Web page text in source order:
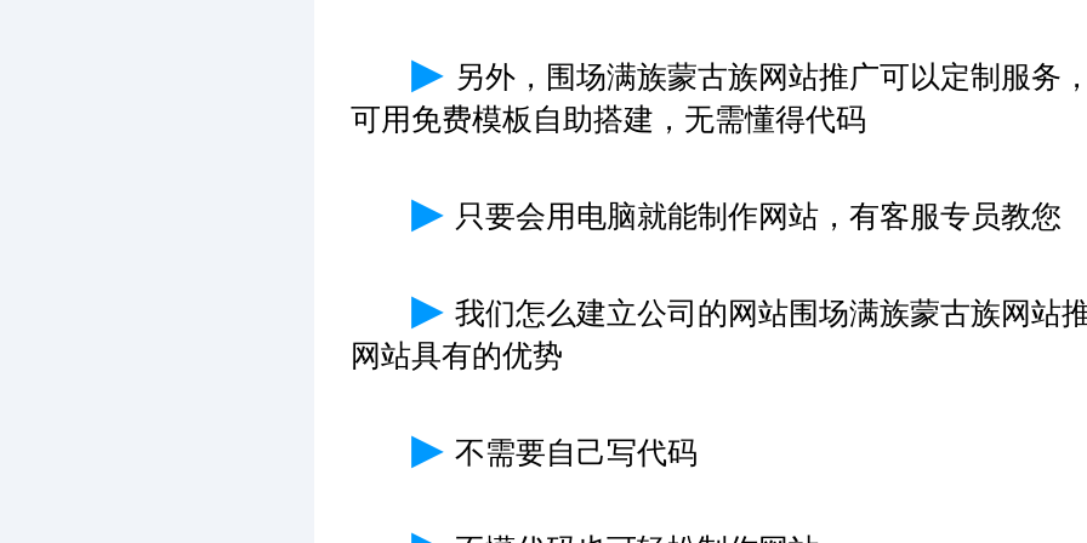
▶ 另外，围场满族蒙古族网站推广可以定制服务
可用免费模板自助搭建，无需懂得代码
▶ 只要会用电脑就能制作网站，有客服专员教您
▶ 我们怎么建立公司的网站围场满族蒙古族网站
网站具有的优势
▶ 不需要自己写代码